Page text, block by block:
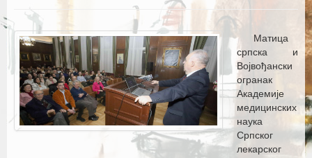
Каталог издања
Летопис Матице српске
Гласник Матице српске
Е–издања
Вести
Матица
српска и
Војвођански
огранак
Академије
медицинских
наука
Српског
лекарског